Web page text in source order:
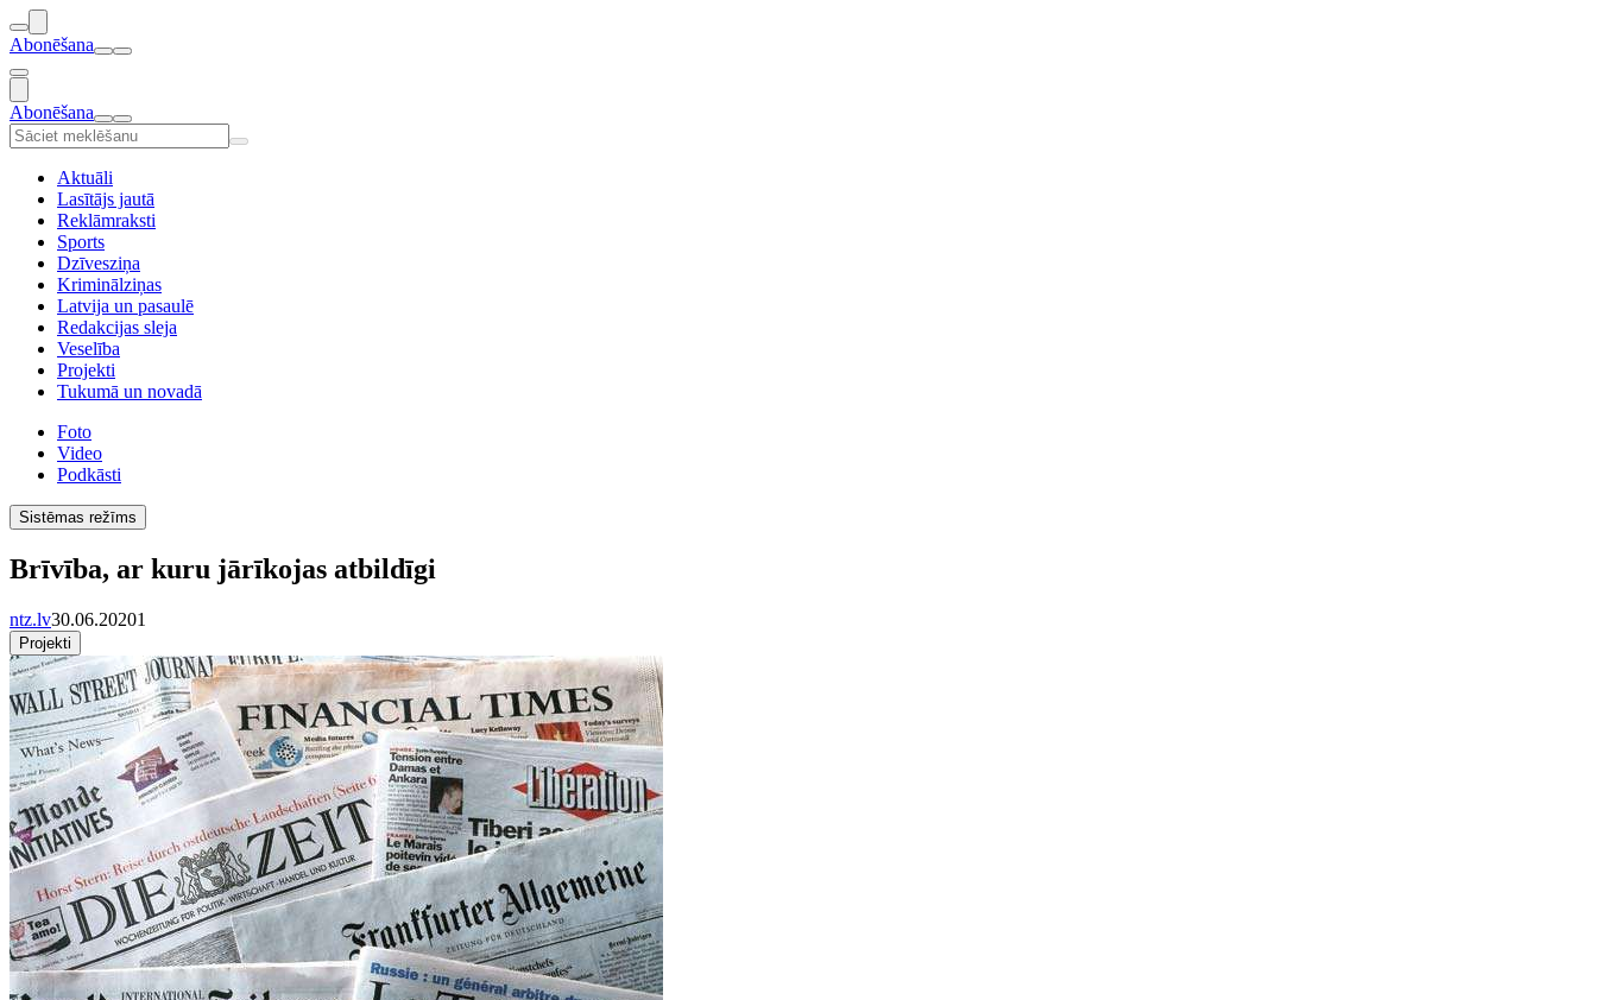
Abonēšana
Abonēšana
Aktuāli
Lasītājs jautā
Reklāmraksti
Sports
Dzīvesziņa
Kriminālziņas
Latvija un pasaulē
Redakcijas sleja
Veselība
Projekti
Tukumā un novadā
Foto
Video
Podkāsti
Sistēmas režīms
Brīvība, ar kuru jārīkojas atbildīgi
ntz.lv30.06.20201
Projekti